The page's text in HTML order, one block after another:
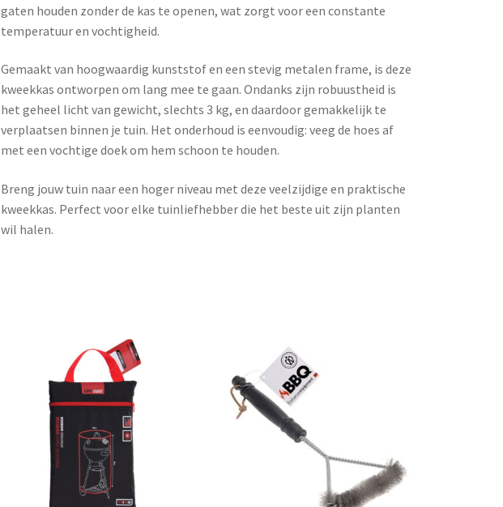
gaten houden zonder de kas te openen, wat zorgt voor een constante
temperatuur en vochtigheid.
Gemaakt van hoogwaardig kunststof en een stevig metalen frame, is deze
kweekkas ontworpen om lang mee te gaan. Ondanks zijn robuustheid is
het geheel licht van gewicht, slechts 3 kg, en daardoor gemakkelijk te
verplaatsen binnen je tuin. Het onderhoud is eenvoudig: veeg de hoes af
met een vochtige doek om hem schoon te houden.
Breng jouw tuin naar een hoger niveau met deze veelzijdige en praktische
kweekkas. Perfect voor elke tuinliefhebber die het beste uit zijn planten
wil halen.